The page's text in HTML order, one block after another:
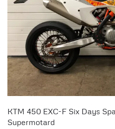
KTM 450 EXC-F Six Days
Supermotard